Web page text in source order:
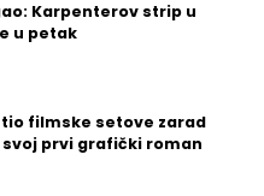
Karpenterov strip u
u petak
filmske setove zarad
prvi grafički roman